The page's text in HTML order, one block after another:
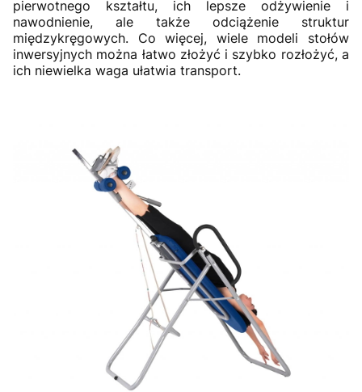
pierwotnego kształtu, ich lepsze odżywienie i
nawodnienie, ale także odciążenie struktur
międzykręgowych. Co więcej, wiele modeli stołów
inwersyjnych można łatwo złożyć i szybko rozłożyć, a
ich niewielka waga ułatwia transport.